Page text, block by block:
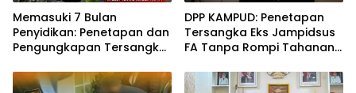
Memasuki 7 Bulan
Penyidikan: Penetapan dan
Pengungkapan Tersangka
Bibit Pala dan Kakao Rp26
DPP KAMPUD: Penetapan
Tersangka Eks Jampidsus
FA Tanpa Rompi Tahanan
Khusus